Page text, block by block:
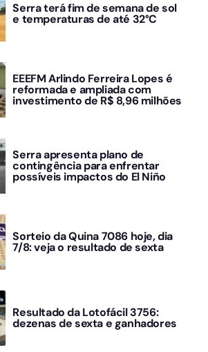
Serra terá fim de semana de sol
e temperaturas de até 32°C
EEEFM Arlindo Ferreira Lopes é
reformada e ampliada com
investimento de R$ 8,96 milhões
Serra apresenta plano de
contingência para enfrentar
possíveis impactos do El Niño
Sorteio da Quina 7086 hoje, dia
7/8: veja o resultado de sexta
Resultado da Lotofácil 3756:
dezenas de sexta e ganhadores